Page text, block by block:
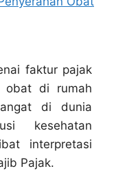
faktur pajak
obat di rumah
di dunia
kesehatan
interpretasi
Pajak.